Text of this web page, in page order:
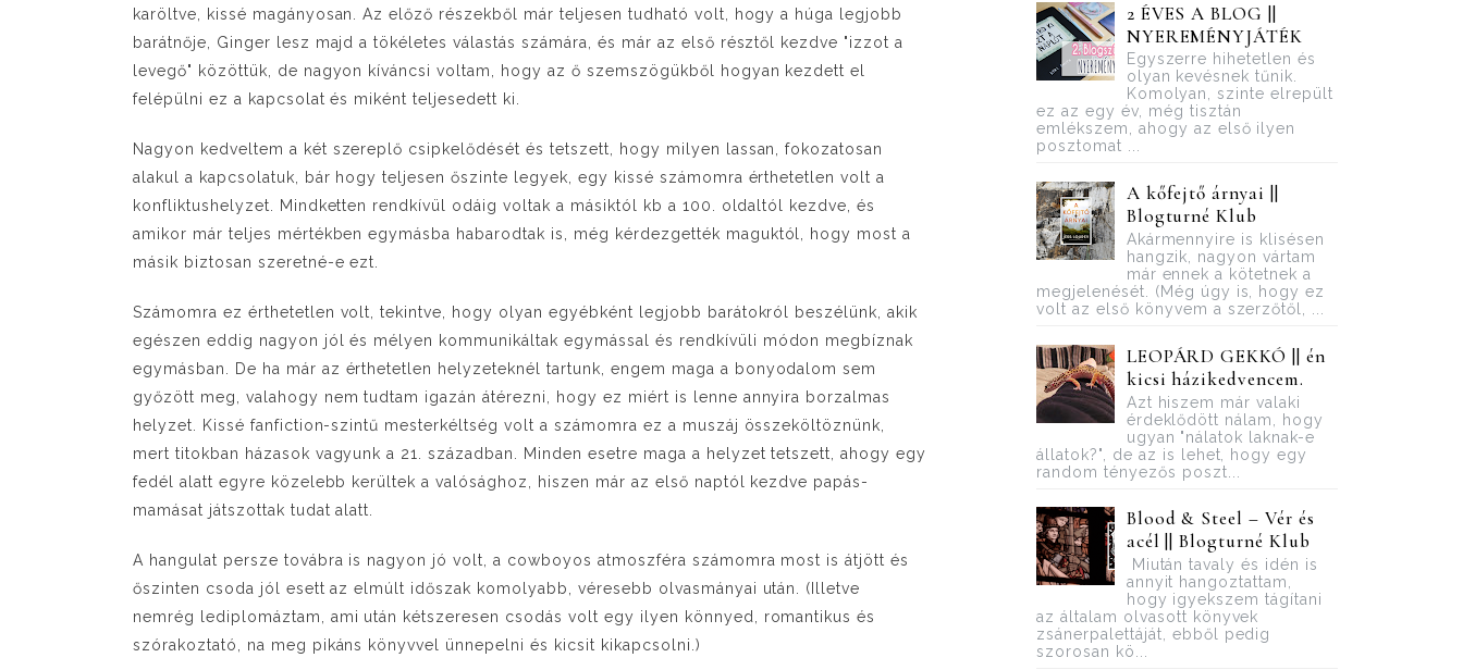
karöltve, kissé magányosan. Az előző részekből már teljesen tudható volt, hogy a húga legjobb
barátnője, Ginger lesz majd a tökéletes válastás számára, és már az első résztől kezdve "izzot a
levegő" közöttük, de nagyon kíváncsi voltam, hogy az ő szemszögükből hogyan kezdett el
felépülni ez a kapcsolat és miként teljesedett ki.
Nagyon kedveltem a két szereplő csipkelődését és tetszett, hogy milyen lassan, fokozatosan
alakul a kapcsolatuk, bár hogy teljesen őszinte legyek, egy kissé számomra érthetetlen volt a
konfliktushelyzet. Mindketten rendkívül odáig voltak a másiktól kb a 100. oldaltól kezdve, és
amikor már teljes mértékben egymásba habarodtak is, még kérdezgették maguktól, hogy most a
másik biztosan szeretné-e ezt.
Számomra ez érthetetlen volt, tekintve, hogy olyan egyébként legjobb barátokról beszélünk, akik
egészen eddig nagyon jól és mélyen kommunikáltak egymással és rendkívüli módon megbíznak
egymásban. De ha már az érthetetlen helyzeteknél tartunk, engem maga a bonyodalom sem
győzött meg, valahogy nem tudtam igazán átérezni, hogy ez miért is lenne annyira borzalmas
helyzet. Kissé fanfiction-szintű mesterkéltség volt a számomra ez a muszáj összeköltöznünk,
mert titokban házasok vagyunk a 21. században. Minden esetre maga a helyzet tetszett, ahogy egy
fedél alatt egyre közelebb kerültek a valósághoz, hiszen már az első naptól kezdve papás-
mamásat játszottak tudat alatt.
A hangulat persze továbra is nagyon jó volt, a cowboyos atmoszféra számomra most is átjött és
őszinten csoda jól esett az elmúlt időszak komolyabb, véresebb olvasmányai után. (Illetve
nemrég lediplomáztam, ami után kétszeresen csodás volt egy ilyen könnyed, romantikus és
szórakoztató, na meg pikáns könyvvel ünnepelni és kicsit kikapcsolni.)
2 ÉVES A BLOG ||
NYEREMÉNYJÁTÉK
Egyszerre hihetetlen és
olyan kevésnek tűnik.
Komolyan, szinte elrepült
ez az egy év, még tisztán
emlékszem, ahogy az első ilyen
posztomat ...
A kőfejtő árnyai ||
Blogturné Klub
Akármennyire is klisésen
hangzik, nagyon vártam
már ennek a kötetnek a
megjelenését. (Még úgy is, hogy ez
volt az első könyvem a szerzőtől, ...
LEOPÁRD GEKKÓ || én
kicsi házikedvencem.
Azt hiszem már valaki
érdeklődött nálam, hogy
ugyan "nálatok laknak-e
állatok?", de az is lehet, hogy egy
random tényezős poszt...
Blood ​& Steel – Vér és
acél || Blogturné Klub
Miután tavaly és idén is
annyit hangoztattam,
hogy igyekszem tágítani
az általam olvasott könyvek
zsánerpalettáját, ebből pedig
szorosan kö...